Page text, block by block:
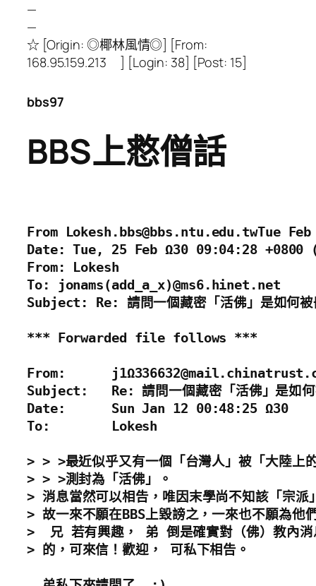
—
—
☆ [Origin: ◎椰林風情◎] [From:
168.95.159.213 ] [Login: 38] [Post: 15]
bbs97
BBS上慦僧話